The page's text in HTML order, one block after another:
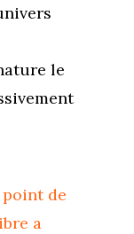
le
de
a